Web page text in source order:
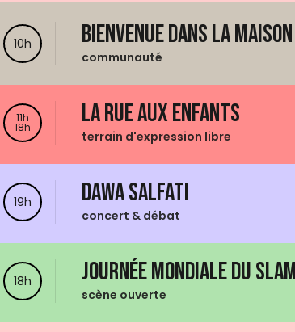
10h Bienvenue dans La
communauté
11h
18h La Rue aux enfants
terrain d'expression libre
19h Dawa Salfati
concert & débat
18h Journée mondiale du
scène ouverte